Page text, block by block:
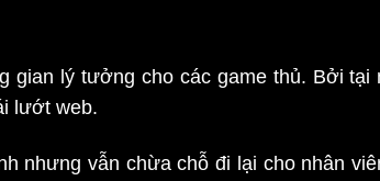
lý tưởng cho các game thủ. Bởi
lướt web.
nhưng vẫn chừa chỗ đi lại cho nhân